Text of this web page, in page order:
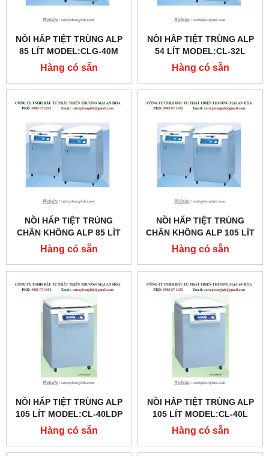
NỒI HẤP TIỆT TRÙNG ALP
85 LÍT MODEL:CLG-40M
Hàng có sẵn
NỒI HẤP TIỆT TRÙNG ALP
54 LÍT MODEL:CL-32L
Hàng có sẵn
NỒI HẤP TIỆT TRÙNG
CHÂN KHÔNG ALP 85 LÍT
MODEL:CLG-40MDVP
Hàng có sẵn
NỒI HẤP TIỆT TRÙNG
CHÂN KHÔNG ALP 105 LÍT
MODEL:CLG-40L
Hàng có sẵn
NỒI HẤP TIỆT TRÙNG ALP
105 LÍT MODEL:CL-40LDP
Hàng có sẵn
NỒI HẤP TIỆT TRÙNG ALP
105 LÍT MODEL:CL-40L
Hàng có sẵn